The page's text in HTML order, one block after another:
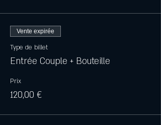
Vente expirée
Type de billet
Entrée Couple + Bouteille
Prix
120,00 €